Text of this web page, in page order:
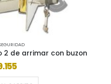
de arrimar con buzon